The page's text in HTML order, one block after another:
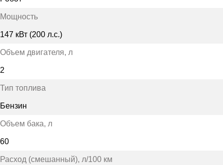
Мощность
147 кВт (200 л.с.)
Объем двигателя, л
2
Тип топлива
Бензин
Объем бака, л
60
Расход (смешанный), л/100 км